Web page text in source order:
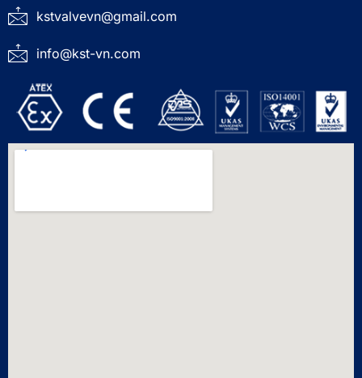
kstvalvevn@gmail.com
info@kst-vn.com